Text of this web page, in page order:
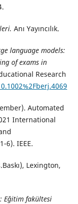
Anı Yayıncılık.
language models:
of exams in
Research
Automated
International
6). IEEE.
Lexington,
Eğitim fakültesi